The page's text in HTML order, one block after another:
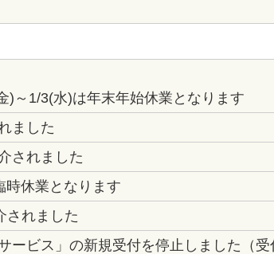
)～1/3(水)は年末年始休業となります
ました
されました
時休業となります
されました
ービス」の新規受付を停止しました（受